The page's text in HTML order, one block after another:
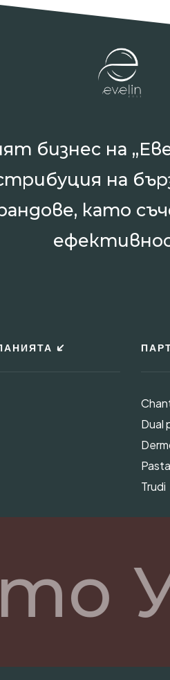
бизнес на
на
като
Dual
Trudi